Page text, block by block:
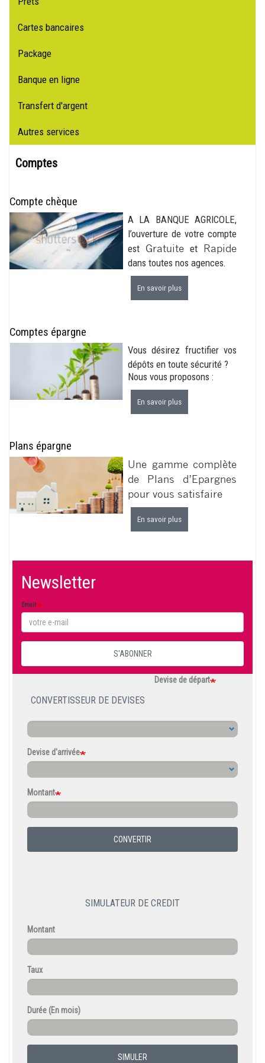
Cartes bancaires
Package
Banque en ligne
Transfert d'argent
Autres services
Comptes
Compte chèque
A LA BANQUE AGRICOLE,
l’ouverture de votre compte
est Gratuite et Rapide
dans toutes nos agences.
En savoir plus
Compte
Comptes épargne
Vous désirez fructifier vos
dépôts en toute sécurité ?
Nous vous proposons :
En savoir plus
Comptes
Plans épargne
Une gamme complète
de Plans d’Epargnes
pour vous satisfaire
En savoir plus
Plans
Newsletter
Email
S'ABONNER
CONVERTISSEUR DE DEVISES
Devise de départ
Devise d'arrivée
Montant
CONVERTIR
SIMULATEUR DE CREDIT
Montant
Taux
Durée (En mois)
SIMULER